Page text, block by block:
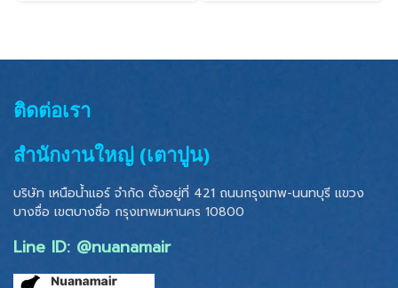
ติดต่อเรา
สำนักงานใหญ่ (เตาปูน)
บริษัท เหนือน้ำแอร์ จำกัด ตั้งอยู่ที่ 421 ถนนกรุงเทพ-นนทบุรี แขวง
บางซื่อ เขตบางซื่อ กรุงเทพมหานคร 10800
Line ID: @nuanamair